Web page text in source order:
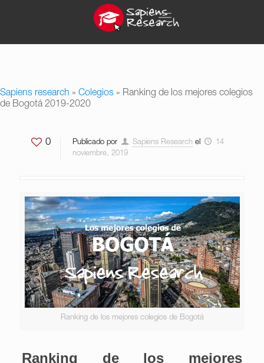
Sapiens research » Colegios » Ranking de los mejores colegios
de Bogotá 2019-2020
0 Publicado por Sapiens Research el
14
noviembre, 2019
Ranking de los mejores colegios de Bogotá
Ranking de los mejores